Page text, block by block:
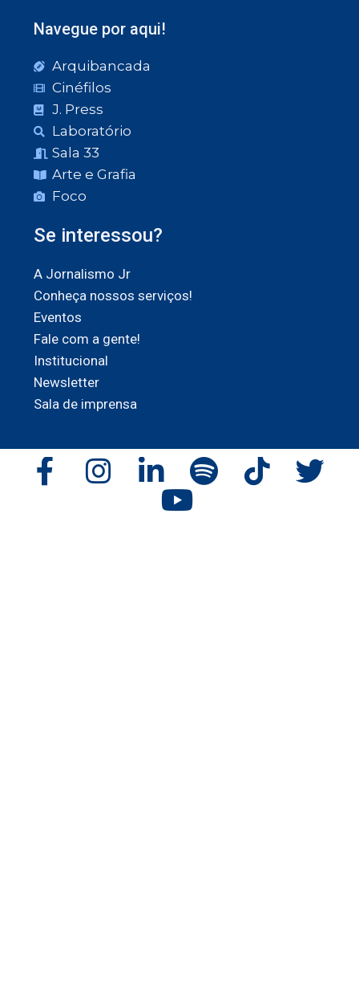
Navegue por aqui!
Arquibancada
Cinéfilos
J. Press
Laboratório
Sala 33
Arte e Grafia
Foco
Se interessou?
A Jornalismo Jr
Conheça nossos serviços!
Eventos
Fale com a gente!
Institucional
Newsletter
Sala de imprensa